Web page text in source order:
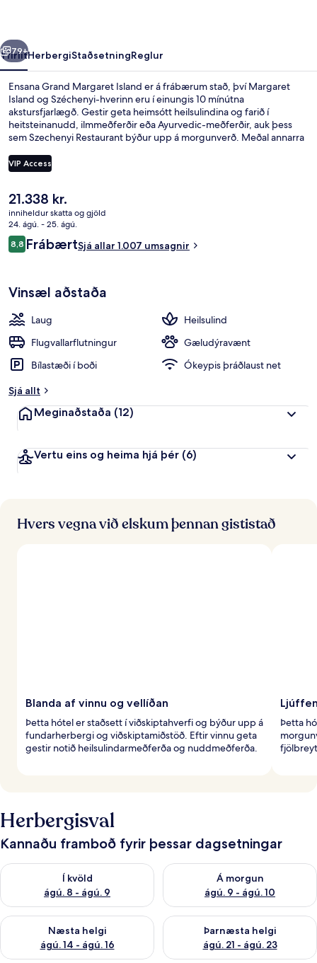
Næsta
79+
YfirlitHerbergiStaðsetningReglur
Ensana Grand Margaret Island er á frábærum stað, því Margaret
Island og Széchenyi-hverinn eru í einungis 10 mínútna
akstursfjarlægð. Gestir geta heimsótt heilsulindina og farið í
heitsteinanudd, ilmmeðferðir eða Ayurvedic-meðferðir, auk þess
sem Szechenyi Restaurant býður upp á morgunverð. Meðal annarra
og líkamsræktarstöð. Aðrir ferðamenn hafa verið ánægðir með
hjálpsamt starfsfólk og ástand gististaðarins almennt. Gististaðurinn
sporvagnastoppistöðin er í 15 mínútna göngufjarlægð.
VIP Access
Núverandi
verð
er
21.338 kr.
21.338 kr.
inniheldur skatta og gjöld
24. ágú. - 25. ágú.
Umsagnir
8,88,8 af 10
FrábærtSjá allar 1.007 umsagnir
Vinsæl aðstaða
Laug
Heilsulind
Flugvallarflutningur
Gæludýravænt
Bílastæði í boði
Ókeypis þráðlaust net
Sjá allt
Meginaðstaða (12)
Vertu eins og heima hjá þér (6)
Hvers vegna við elskum þennan gististað
Blanda af vinnu og vellíðan
Þetta hótel er staðsett í viðskiptahverfi og býður upp á
fundarherbergi og viðskiptamiðstöð. Eftir vinnu geta
gestir notið heilsulindarmeðferða og nuddmeðferða.
Þetta
Herbergisval
Kannaðu framboð fyrir þessar dagsetningar
Í kvöld
ágú. 8 - ágú. 9
Athuga framboð í kvöld ágú. 8 - ágú. 9
Á morgun
ágú. 9 - ágú. 10
Athuga framboð á morgun
Næsta helgi
ágú. 14 - ágú. 16
Athuga framboð næstu helgi ágú. 14 - ágú. 16
Þarnæsta helgi
ágú. 21 - ágú. 23
Athuga framboð þarnæstu